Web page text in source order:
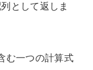
として返しま
む一つの計算式